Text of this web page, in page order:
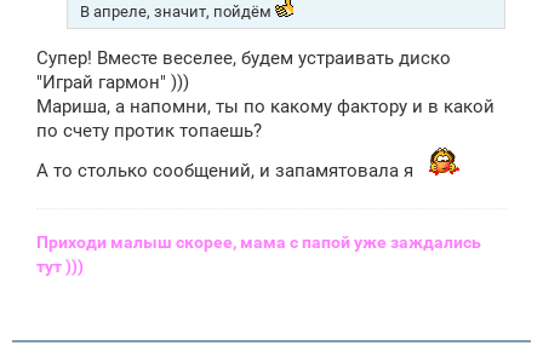
В апреле, значит, пойдём
Супер! Вместе веселее, будем устраивать диско
"Играй гармон" )))
Мариша, а напомни, ты по какому фактору и в какой
по счету протик топаешь?
А то столько сообщений, и запамятовала я
Приходи малыш скорее, мама с папой уже заждались
тут )))